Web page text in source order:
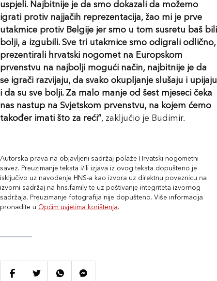
uspjeli. Najbitnije je da smo dokazali da možemo
igrati protiv najjačih reprezentacija, žao mi je prve
utakmice protiv Belgije jer smo u tom susretu baš bili
bolji, a izgubili. Sve tri utakmice smo odigrali odlično,
prezentirali hrvatski nogomet na Europskom
prvenstvu na najbolji mogući način, najbitnije je da
se igrači razvijaju, da svako okupljanje slušaju i upijaju
i da su sve bolji. Za malo manje od šest mjeseci čeka
nas nastup na Svjetskom prvenstvu, na kojem ćemo
također imati što za reći”, zaključio je Budimir.
Autorska prava na objavljeni sadržaj polaže Hrvatski nogometni
savez. Preuzimanje teksta i/ili izjava iz ovog teksta dopušteno je
isključivo uz navođenje HNS-a kao izvora uz direktnu poveznicu na
izvorni sadržaj na hns.family te uz poštivanje integriteta izvornog
sadržaja. Preuzimanje fotografija nije dopušteno. Više informacija
pronađite u Općim uvjetima korištenja.